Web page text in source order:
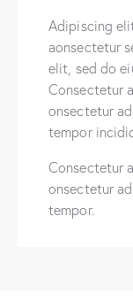
Adipiscing
aonsectetur
elit, sed do
Consectetur
onsectetur
tempor
Consectetur
onsectetur
tempor.